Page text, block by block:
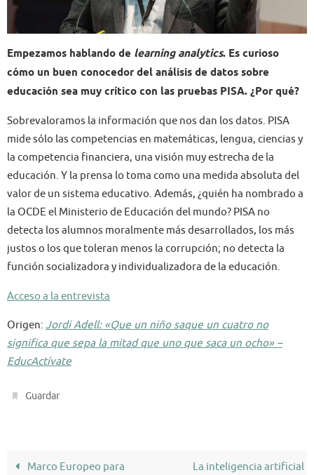
Empezamos hablando de learning analytics. Es curioso
cómo un buen conocedor del análisis de datos sobre
educación sea muy crítico con las pruebas PISA. ¿Por qué?
Sobrevaloramos la información que nos dan los datos. PISA
mide sólo las competencias en matemáticas, lengua, ciencias y
la competencia financiera, una visión muy estrecha de la
educación. Y la prensa lo toma como una medida absoluta del
valor de un sistema educativo. Además, ¿quién ha nombrado a
la OCDE el Ministerio de Educación del mundo? PISA no
detecta los alumnos moralmente más desarrollados, los más
justos o los que toleran menos la corrupción; no detecta la
función socializadora y individualizadora de la educación.
Acceso a la entrevista
Origen: Jordi Adell: «Que un niño saque un cuatro no
significa que sepa la mitad que uno que saca un ocho» –
EducActívate
Guardar
Marco Europeo para
La inteligencia artificial